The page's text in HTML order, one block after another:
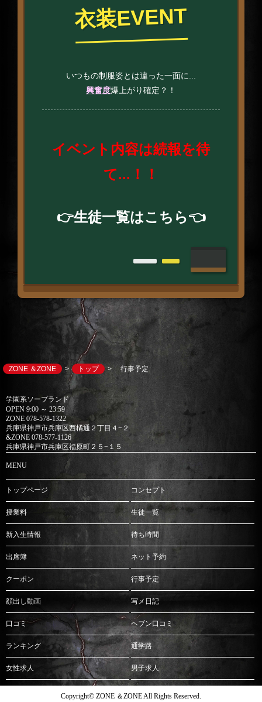
衣装EVENT
いつもの制服姿とは違った一面に...
興奮度爆上がり確定？！
イベント内容は続報を待
て...！！
👉生徒一覧はこちら👈
ZONE ＆ZONE トップ 行事予定
学園系ソープランド
OPEN 9:00 ～ 23:59
ZONE 078-578-1322
兵庫県神戸市兵庫区西橘通２丁目４−２
&ZONE 078-577-1126
兵庫県神戸市兵庫区福原町２５−１５
MENU
トップページ コンセプト
授業料 生徒一覧
新入生情報 待ち時間
出席簿 ネット予約
クーポン 行事予定
顔出し動画 写メ日記
口コミ ヘブン口コミ
ランキング 通学路
女性求人 男子求人
Copyright© ZONE ＆ZONE All Rights Reserved.